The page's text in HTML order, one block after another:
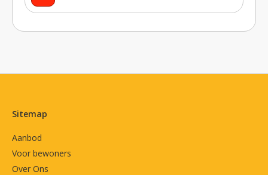
Contactinformatie
Sitemap
Aanbod
Voor bewoners
Over Ons